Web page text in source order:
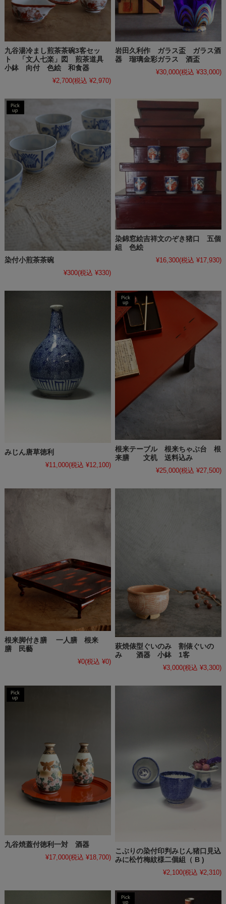
九谷湯冷まし煎茶茶碗3客セッ
ト 「文人七楽」図 煎茶道具
小鉢 向付 色絵 和食器
¥2,700(税込 ¥2,970)
岩田久利作 ガラス盃 ガラス酒
器 瑠璃金彩ガラス 酒盃
¥30,000(税込 ¥33,000)
染付小煎茶茶碗
¥300(税込 ¥330)
染錦窓絵吉祥文のぞき猪口 五個
組 色絵
¥16,300(税込 ¥17,930)
みじん唐草徳利
¥11,000(税込 ¥12,100)
根来テーブル 根来ちゃぶ台 根
来膳 文机 送料込み
¥25,000(税込 ¥27,500)
根来脚付き膳 一人膳 根来
膳 民藝
¥0(税込 ¥0)
萩焼俵型ぐいのみ 割俵ぐいの
み 酒器 小鉢 1客
¥3,000(税込 ¥3,300)
九谷焼蓋付徳利一対 酒器
¥17,000(税込 ¥18,700)
こぶりの染付印判みじん猪口見込
みに松竹梅紋様二個組（ B )
¥2,100(税込 ¥2,310)